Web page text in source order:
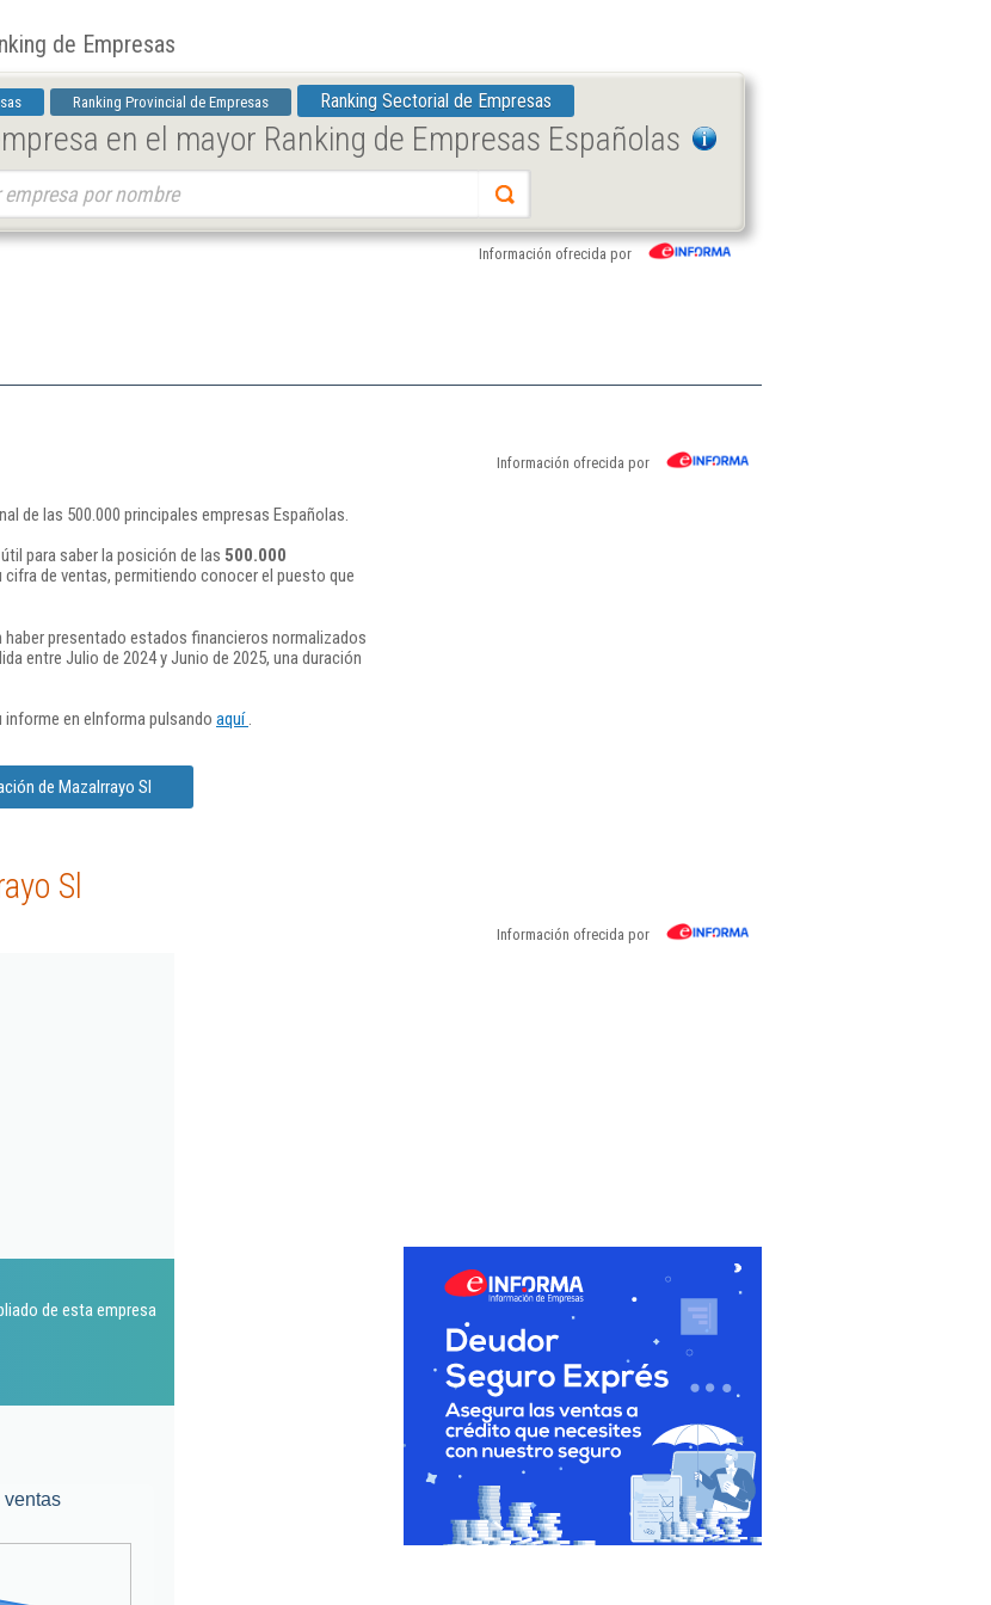
de Empresas
Ranking Provincial de Empresas Ranking Sectorial de Empresas
en el mayor Ranking de Empresas Españolas
Información ofrecida por
Información ofrecida por
de las 500.000 principales empresas Españolas.
para saber la posición de las 500.000
cifra de ventas, permitiendo conocer el puesto que
haber presentado estados financieros normalizados
entre Julio de 2024 y Junio de 2025, una duración
en eInforma pulsando aquí.
de Mazalrrayo Sl
Sl
Información ofrecida por
de esta empresa
ventas